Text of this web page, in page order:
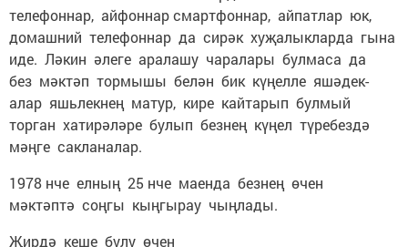
телефоннар, айфоннар смартфоннар, айпатлар юк,
домашний телефоннар да сирәк хуҗалыкларда гына
иде. Ләкин әлеге аралашу чаралары булмаса да
без мәктәп тормышы белән бик күңелле яшәдек-
алар яшьлекнең матур, кире кайтарып булмый
торган хатирәләре булып безнең күңел түребездә
мәңге сакланалар.
1978 нче елның 25 нче маенда безнең өчен
мәктәптә соңгы кыңгырау чыңлады.
Җирдә кеше булу өчен